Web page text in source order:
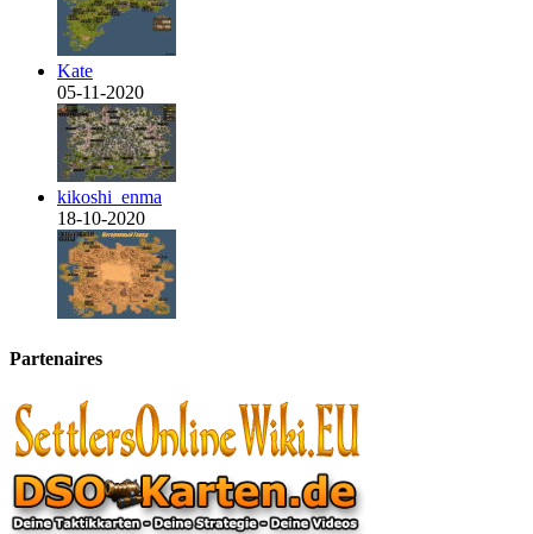
Kate
05-11-2020
kikoshi_enma
18-10-2020
Partenaires